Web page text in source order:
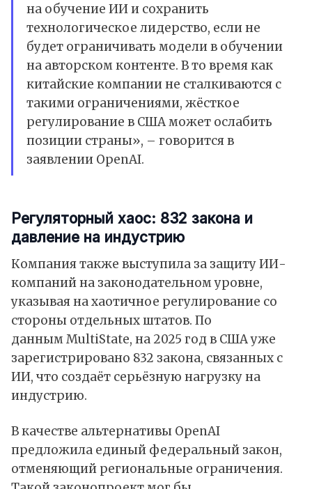
на обучение ИИ и сохранить
технологическое лидерство, если не
будет ограничивать модели в обучении
на авторском контенте. В то время как
китайские компании не сталкиваются с
такими ограничениями, жёсткое
регулирование в США может ослабить
позиции страны», – говорится в
заявлении OpenAI.
Регуляторный хаос: 832 закона и
давление на индустрию
Компания также выступила за защиту ИИ-
компаний на законодательном уровне,
указывая на хаотичное регулирование со
стороны отдельных штатов. По
данным MultiState, на 2025 год в США уже
зарегистрировано 832 закона, связанных с
ИИ, что создаёт серьёзную нагрузку на
индустрию.
В качестве альтернативы OpenAI
предложила единый федеральный закон,
отменяющий региональные ограничения.